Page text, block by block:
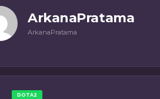
ArkanaPratama
ArkanaPratama
DOTA2